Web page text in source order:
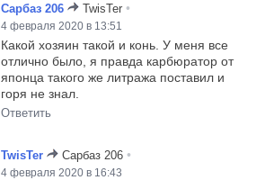
Сарбаз 206 TwisTer •
4 февраля 2020 в 13:51
Какой хозяин такой и конь. У меня все
отлично было, я правда карбюратор от
японца такого же литража поставил и
горя не знал.
Ответить
TwisTer Сарбаз 206 •
4 февраля 2020 в 16:43